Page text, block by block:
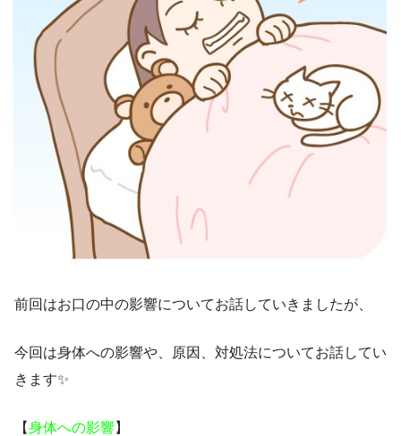
前回はお口の中の影響についてお話していきましたが、
今回は身体への影響や、原因、対処法についてお話してい
きます✨
【身体への影響】